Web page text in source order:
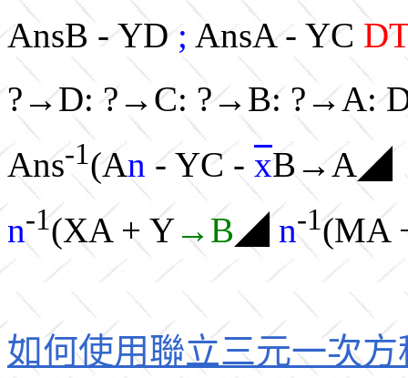
AnsB - YD; AnsA - YC DT
?→D: ?→C: ?→B: ?→A:
Ans-1(An - YC - xB→A◢
n-1(XA + Y→B◢ n-1(MA
如何使用聯立三元一次